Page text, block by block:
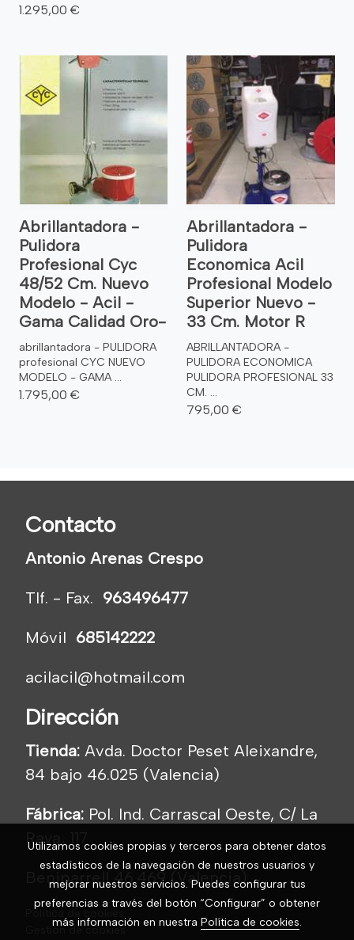
1.295,00 €
Abrillantadora -
Pulidora
Profesional Cyc
48/52 Cm. Nuevo
Modelo - Acil -
Gama Calidad Oro-
abrillantadora - PULIDORA
profesional CYC NUEVO
MODELO - GAMA ...
1.795,00 €
Abrillantadora -
Pulidora
Economica Acil
Profesional Modelo
Superior Nuevo -
33 Cm. Motor R
ABRILLANTADORA -
PULIDORA ECONOMICA
PULIDORA PROFESIONAL 33
CM. ...
795,00 €
Contacto
Antonio Arenas Crespo
Tlf. - Fax. 963496477
Móvil 685142222
acilacil@hotmail.com
Dirección
Tienda: Avda. Doctor Peset Aleixandre,
84 bajo 46.025 (Valencia)
Fábrica: Pol. Ind. Carrascal Oeste, C/ La
Raya, 117
Beniparrell 46.469 (Valencia)
Política de cookies
Gestión de cookies
Utilizamos cookies propias y terceros para obtener datos
estadísticos de la navegación de nuestros usuarios y
mejorar nuestros servicios. Puedes configurar tus
preferencias a través del botón “Configurar” o obtener
más información en nuestra Política de cookies.